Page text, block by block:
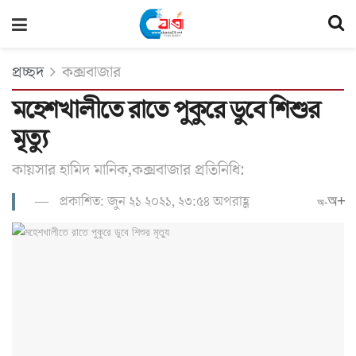
প্রচ্ছদ কক্সবাজার
মহেশখালীতে রাতে পুকুরে ডুবে শিশুর
মৃত্যু
কায়সার হামিদ মানিক,কক্সবাজার প্রতিনিধি:
প্রকাশিত: জুন ২১ ২০২১, ২৩:৫৪ অপরাহ্ণ অ-অ+